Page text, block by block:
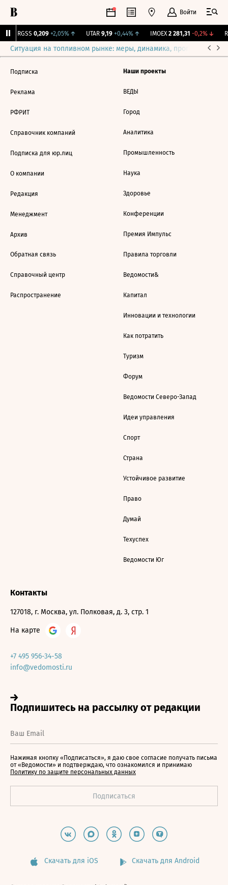
Войти
RGSS 0,209 +2,05%↑ UTAR 9,19 +0,44%↑ IMOEX 2 281,31 -0,2%↓
Ситуация на топливном рынке: меры, динамика, прогнозы
Подписка
Реклама
РФРИТ
Справочник компаний
Подписка для юр.лиц
О компании
Редакция
Менеджмент
Архив
Обратная связь
Справочный центр
Распространение
Наши проекты
ВЕДЫ
Город
Аналитика
Промышленность
Наука
Здоровье
Конференции
Премия Импульс
Правила торговли
Ведомости&
Капитал
Инновации и технологии
Как потратить
Туризм
Форум
Ведомости Северо-Запад
Идеи управления
Спорт
Страна
Устойчивое развитие
Право
Думай
Техуспех
Ведомости Юг
Контакты
127018, г. Москва, ул. Полковая, д. 3, стр. 1
На карте
+7 495 956-34-58
info@vedomosti.ru
Нажимая кнопку «Подписаться», я даю свое согласие получать письма
от «Ведомости» и подтверждаю, что ознакомился и принимаю
Политику по защите персональных данных
Скачать для iOS Скачать для Android